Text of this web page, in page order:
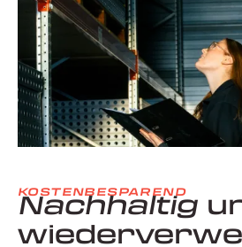
KOSTENBESPAREND
Nachhaltig